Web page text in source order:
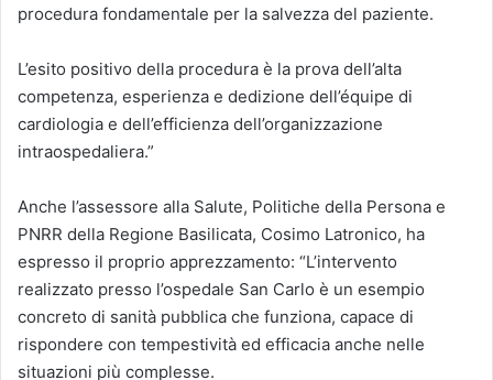
procedura fondamentale per la salvezza del paziente.
L’esito positivo della procedura è la prova dell’alta
competenza, esperienza e dedizione dell’équipe di
cardiologia e dell’efficienza dell’organizzazione
intraospedaliera.”
Anche l’assessore alla Salute, Politiche della Persona e
PNRR della Regione Basilicata, Cosimo Latronico, ha
espresso il proprio apprezzamento: “L’intervento
realizzato presso l’ospedale San Carlo è un esempio
concreto di sanità pubblica che funziona, capace di
rispondere con tempestività ed efficacia anche nelle
situazioni più complesse.